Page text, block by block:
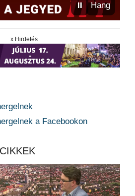
⏸ Hang
x Hirdetés
a Facebookon